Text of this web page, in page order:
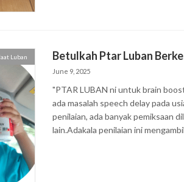
Luban Betulkah Ptar Luban
June 9, 2025
"PTAR LUBAN ni untuk brain
ada masalah speech delay pada
penilaian, ada banyak pemiksaan
lain.Adakala penilaian ini